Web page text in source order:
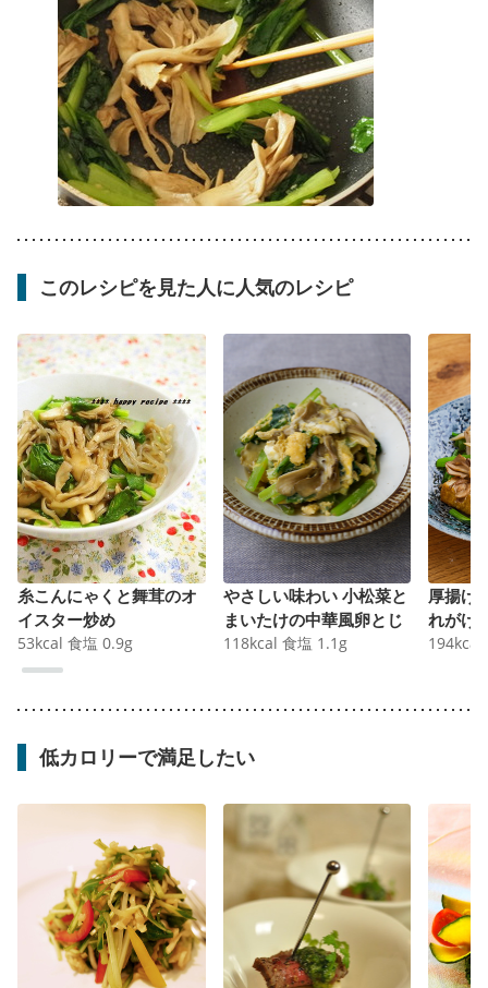
このレシピを見た人に人気のレシピ
糸こんにゃくと舞茸のオ
イスター炒め
53kcal 食塩 0.9g
やさしい味わい 小松菜と
まいたけの中華風卵とじ
118kcal 食塩 1.1 g
厚揚げ
れがけ
194kcal
低カロリーで満足したい